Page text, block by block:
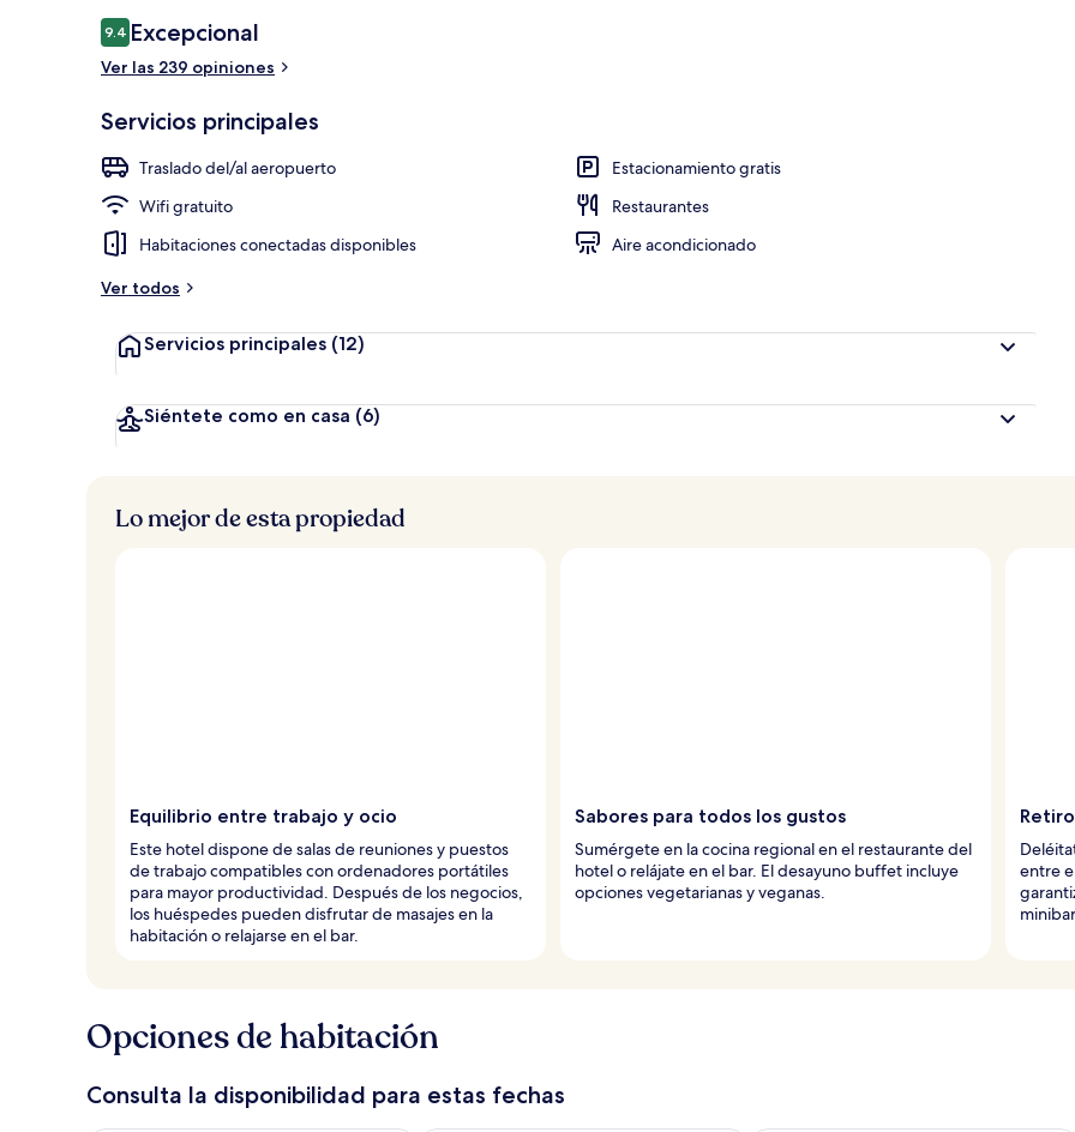
Opiniones
9.49.4 de 10,
Excepcional
Ver las 239 opiniones
Servicios principales
Traslado del/al aeropuerto
Estacionamiento gratis
Wifi gratuito
Restaurantes
Habitaciones conectadas disponibles
Aire acondicionado
Ver todos
Servicios principales (12)
Siéntete como en casa (6)
Lo mejor de esta propiedad
Equilibrio entre trabajo y ocio
Este hotel dispone de salas de reuniones y puestos
de trabajo compatibles con ordenadores portátiles
para mayor productividad. Después de los negocios,
los huéspedes pueden disfrutar de masajes en la
habitación o relajarse en el bar.
Sabores para todos los gustos
Sumérgete en la cocina regional en el restaurante del
hotel o relájate en el bar. El desayuno buffet incluye
opciones vegetarianas y veganas.
entre
Opciones de habitación
Consulta la disponibilidad para estas fechas